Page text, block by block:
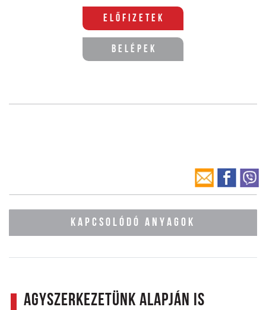
Előfizetek
Belépek
KAPCSOLÓDÓ ANYAGOK
Agyszerkezetünk alapján is